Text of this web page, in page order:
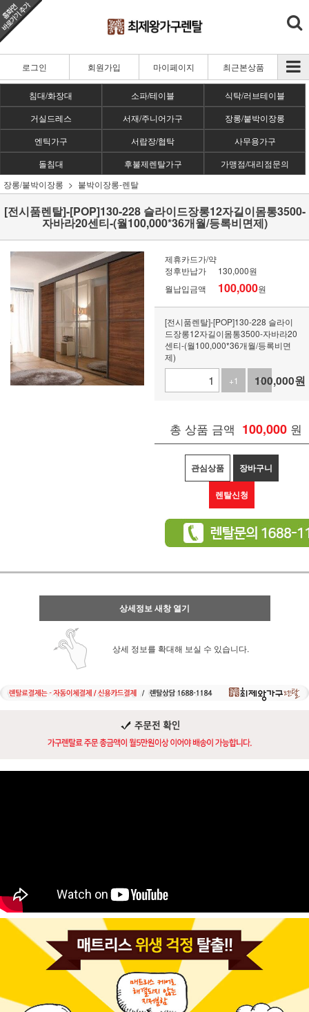
로그인 회원가입 마이페이지 최근본상품
침대/화장대 소파/테이블
식탁/러브테이블
거실드레스
서재/주니어가구
장롱/붙박이장롱
엔틱가구
서랍장/협탁
사무용가구
돌침대
후불제렌탈가구
가맹점/대리점문의
장롱/붙박이장롱
붙박이장롱-렌탈
[전시품렌탈]-[POP]130-228 슬라이드장롱12자길이몸통3500-
자바라20센티-(월100,000*36개월/등록비면제)
제휴카드가/약
정후반납가
130,000원
월납입금액
100,000원
[전시품렌탈]-[POP]130-228 슬라이
드장롱12자길이몸통3500-자바라20
센티-(월100,000*36개월/등록비면
제)
+1
-1
100,000원
총 상품 금액 100,000 원
관심상품 장바구니
렌탈신청
상세정보 새창 열기
상세 정보를 확대해 보실 수 있습니다.